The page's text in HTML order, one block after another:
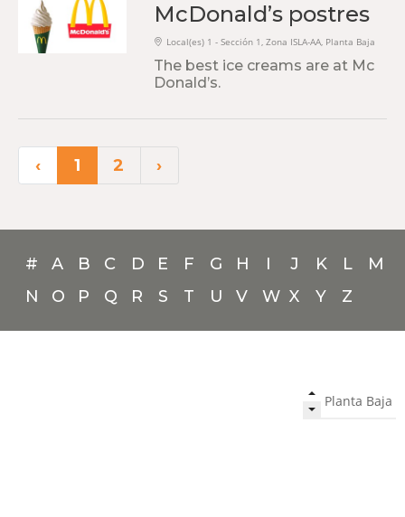
McDonald’s postres
Local(es) 1 - Sección 1, Zona ISLA-AA, Planta Baja
The best ice creams are at Mc
Donald’s.
‹ 1 2 ›
# A B C D E F G H I J K L
M
N
O P Q R S T U V W X Y Z